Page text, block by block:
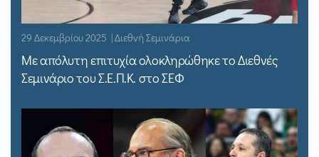
29 Δεκεμβρίου 2025 | Διεθνή Σεμινάρια
Με απόλυτη επιτυχία ολοκληρώθηκε το Διεθνές
Σεμινάριο του Σ.Ε.Π.Κ. στο ΣΕΦ